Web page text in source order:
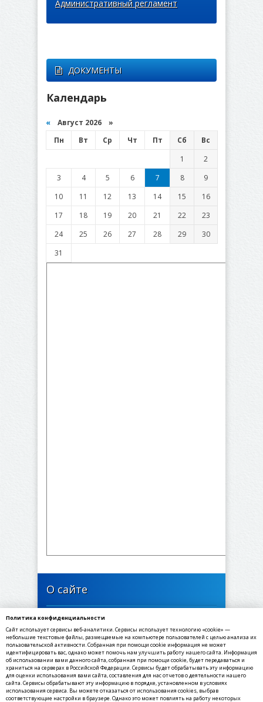
Административный регламент
ДОКУМЕНТЫ
Календарь
« Август 2026 »
Пн
Вт Ср Чт Пт Сб
Вс
1
2
3
4 5 6 7 8
9
10
11 12 13 14 15
16
17
18 19 20 21 22
23
24
25 26 27 28 29
30
31
О сайте
446635, Самарская область, Богатовский район,
село Печинено, Советская улица, 1
✉ E-mail: sppechineno@yandex.ru
☎ Телефон: 8(84666) 3-55-30
☏ Факс: 8(84666) 3-55-30
Политика конфиденциальности
Сайт использует сервисы веб-аналитики. Сервисы использует технологию «cookie» —
небольшие текстовые файлы, размещаемые на компьютере пользователей с целью анализа их
пользовательской активности. Собранная при помощи cookie информация не может
идентифицировать вас, однако может помочь нам улучшить работу нашего сайта. Информация
об использовании вами данного сайта, собранная при помощи cookie, будет передаваться и
храниться на серверах в Российской Федерации. Сервисы будет обрабатывать эту информацию
для оценки использования вами сайта, составления для нас отчетов о деятельности нашего
сайта. Сервисы обрабатывают эту информацию в порядке, установленном в условиях
использования сервиса. Вы можете отказаться от использования cookies, выбрав
соответствующие настройки в браузере. Однако это может повлиять на работу некоторых